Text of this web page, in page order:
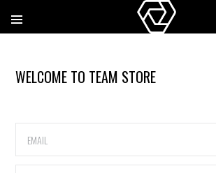
WELCOME TO TEAM STORE